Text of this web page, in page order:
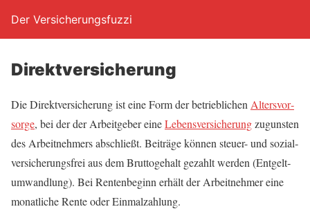
Der Versicherungsfuzzi
Direkt­ver­si­che­rung
Die Direkt­ver­si­che­rung ist eine Form der betrieb­li­chen Alters­vor­
sor­ge, bei der der Arbeit­ge­ber eineLebens­ver­si­che­rungzuguns­ten
des Arbeit­neh­mers abschließt. Bei­trä­ge kön­nen steu­er- und sozi­al­
ver­si­che­rungs­frei aus dem Brut­to­ge­halt gezahlt wer­den (Ent­gelt­
um­wand­lung). Bei Ren­ten­be­ginn erhält der Arbeit­neh­mer eine
monat­li­che Ren­te oder Einmalzahlung.